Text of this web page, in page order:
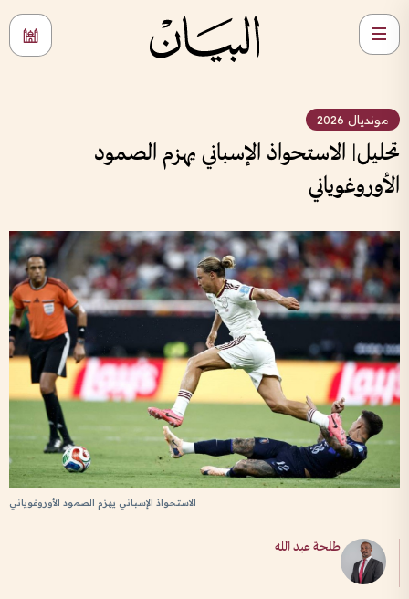
مونديال 2026
تحليل| الاستحواذ الإسباني يهزم الصمود
الأوروغوياني
الاستحواذ الإسباني يهزم الصمود الأوروغوياني
طلحة عبد الله